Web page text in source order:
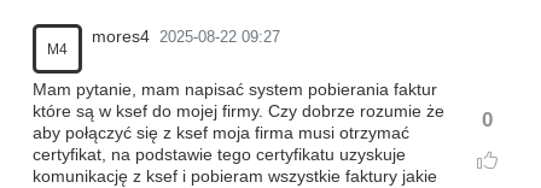
M4
mores4 2025-08-22 09:27
0
Mam pytanie, mam napisać system pobierania faktur
które są w ksef do mojej firmy. Czy dobrze rozumie że
aby połączyć się z ksef moja firma musi otrzymać
certyfikat, na podstawie tego certyfikatu uzyskuje
komunikację z ksef i pobieram wszystkie faktury jakie